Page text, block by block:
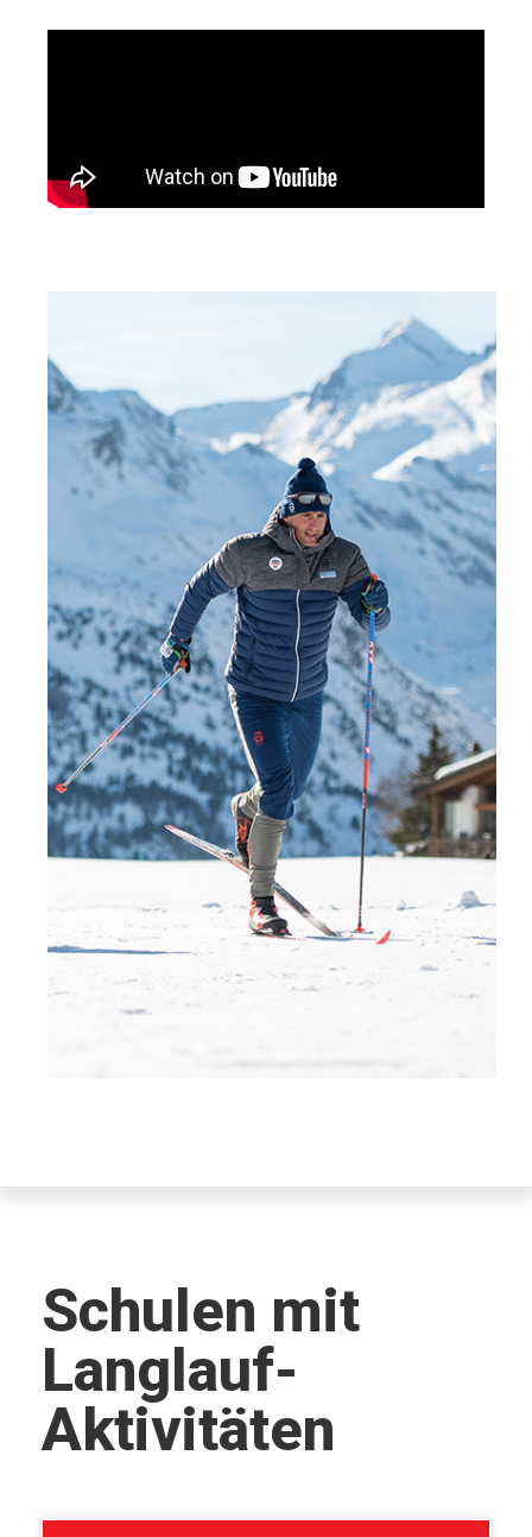
Schulen mit
Langlauf-
Aktivitäten